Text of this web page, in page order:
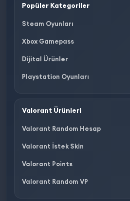
Popüler Kategoriler
Steam Oyunları
Xbox Gamepass
Dijital Ürünler
Playstation Oyunları
Valorant Ürünleri
Valorant Random Hesap
Valorant İstek Skin
Valorant Points
Valorant Random VP